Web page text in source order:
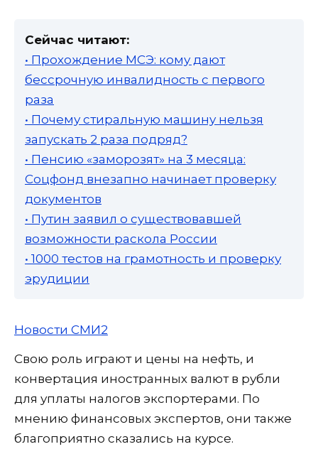
Сейчас читают:
• Прохождение МСЭ: кому дают
бессрочную инвалидность с первого
раза
• Почему стиральную машину нельзя
запускать 2 раза подряд?
• Пенсию «заморозят» на 3 месяца:
Соцфонд внезапно начинает проверку
документов
• Путин заявил о существовавшей
возможности раскола России
• 1000 тестов на грамотность и проверку
эрудиции
Новости СМИ2
Свою роль играют и цены на нефть, и
конвертация иностранных валют в рубли
для уплаты налогов экспортерами. По
мнению финансовых экспертов, они также
благоприятно сказались на курсе.